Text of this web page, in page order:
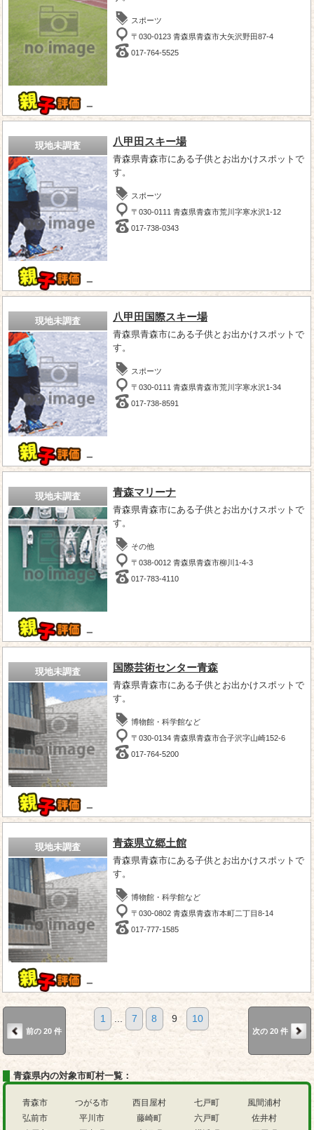
－
スポーツ
〒030-0123 青森県青森市大矢沢野田87-4
017-764-5525
現地未調査
－
八甲田スキー場
青森県青森市にある子供とお出かけスポットで
す。
スポーツ
〒030-0111 青森県青森市荒川字寒水沢1-12
017-738-0343
現地未調査
－
八甲田国際スキー場
青森県青森市にある子供とお出かけスポットで
す。
スポーツ
〒030-0111 青森県青森市荒川字寒水沢1-34
017-738-8591
現地未調査
－
青森マリーナ
青森県青森市にある子供とお出かけスポットで
す。
その他
〒038-0012 青森県青森市柳川1-4-3
017-783-4110
現地未調査
－
国際芸術センター青森
青森県青森市にある子供とお出かけスポットで
す。
博物館・科学館など
〒030-0134 青森県青森市合子沢字山崎152-6
017-764-5200
現地未調査
－
青森県立郷土館
青森県青森市にある子供とお出かけスポットで
す。
博物館・科学館など
〒030-0802 青森県青森市本町二丁目8-14
017-777-1585
前の 20 件
1 ... 7 8 9 10
次の 20 件
青森県内の対象市町村一覧：
青森市
弘前市
つがる市
平川市
西目屋村
藤崎町
七戸町
六戸町
風間浦村
佐井村